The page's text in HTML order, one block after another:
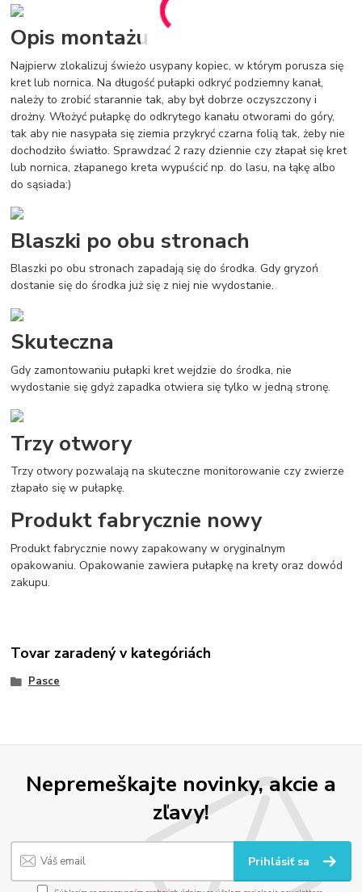
Opis montażu
Najpierw zlokalizuj świeżo usypany kopiec, w którym porusza się
kret lub nornica. Na długość pułapki odkryć podziemny kanał,
należy to zrobić starannie tak, aby był dobrze oczyszczony i
drożny. Włożyć pułapkę do odkrytego kanału otworami do góry,
tak aby nie nasypała się ziemia przykryć czarna folią tak, żeby nie
dochodziło światło. Sprawdzać 2 razy dziennie czy złapał się kret
lub nornica, złapanego kreta wypuścić np. do lasu, na łąkę albo
do sąsiada:)
Blaszki po obu stronach
Blaszki po obu stronach zapadają się do środka. Gdy gryzoń
dostanie się do środka już się z niej nie wydostanie.
Skuteczna
Gdy zamontowaniu pułapki kret wejdzie do środka, nie
wydostanie się gdyż zapadka otwiera się tylko w jedną stronę.
Trzy otwory
Trzy otwory pozwalają na skuteczne monitorowanie czy zwierze
złapało się w pułapkę.
Produkt fabrycznie nowy
Produkt fabrycznie nowy zapakowany w oryginalnym
opakowaniu. Opakowanie zawiera pułapkę na krety oraz dowód
zakupu.
Tovar zaradený v kategóriách
Pasce
Nepremeškajte novinky, akcie a
zľavy!
Prihlásiť sa